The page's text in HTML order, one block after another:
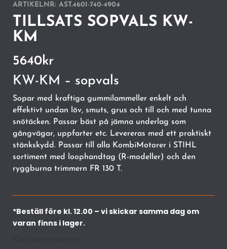
ARTIKELNR: AST.4601-740-4904
TILLSATS SOPVALS KW-
KM
5640kr
KW-KM – sopvals
Sopar med kraftiga gummilammeller enkelt och
effektivt undan löv, smuts, grus och till och med tunna
snötäcken. Passar bäst på jämna underlag som
gångvägar, uppfarter etc. Levereras med ett praktiskt
stänkskydd. Passar till alla KombiMotorer i STIHL
sortiment med loophandtag (R-modeller) och den
ryggburna trimmern FR 130 T.
*Beställ före kl. 12.00 – vi skickar samma dag om
varan finns i lager.